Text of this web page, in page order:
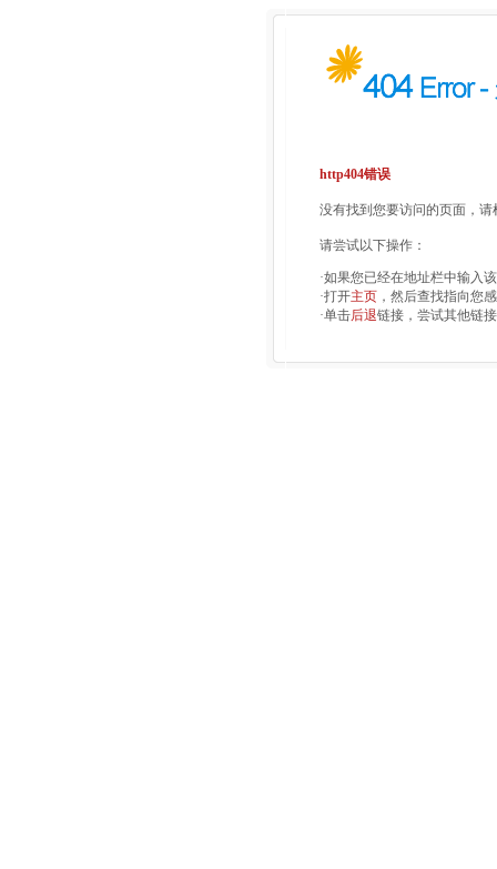
http404错误
没有找到您要访问的页面，
请尝试以下操作：
·如果您已经在地址栏中输入
·打开主页 ，然后查找指向您
·单击后退链接，尝试其他链